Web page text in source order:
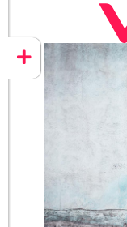
CONZEPT 16
YEET